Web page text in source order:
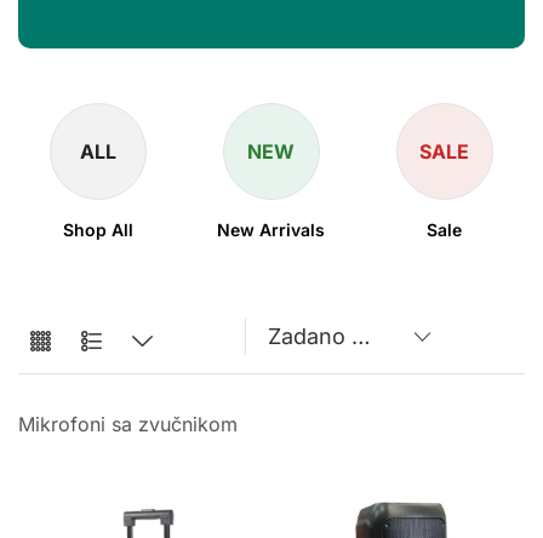
ALL
Shop All
NEW
New Arrivals
SALE
Sale
Mikrofoni sa zvučnikom